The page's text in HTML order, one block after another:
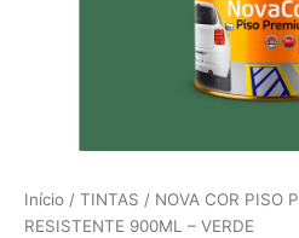
Início / TINTAS / NOVA COR PISO
RESISTENTE 900ML – VERDE